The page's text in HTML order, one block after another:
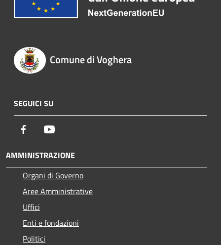
Comune di Voghera
SEGUICI SU
Facebook
AMMINISTRAZIONE
Organi di Governo
Aree Amministrative
Uffici
Enti e fondazioni
Politici